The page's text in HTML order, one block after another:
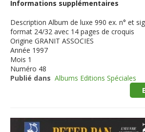
Informations supplémentaires
Description Album de luxe 990 ex. n° et
format 24/32 avec 14 pages de croquis
Origine GRANIT ASSOCIES
Année 1997
Mois 1
Numéro 48
Publié dans Albums Editions Spéciales